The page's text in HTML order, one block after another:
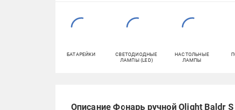
БАТАРЕЙКИ
СВЕТОДИОДНЫЕ
ЛАМПЫ (LED)
НАСТОЛЬНЫЕ
ЛАМПЫ
Описание Фонарь ручной Olight Baldr